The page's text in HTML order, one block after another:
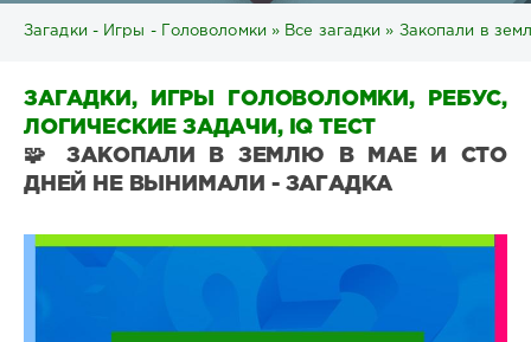
Загадки - Игры - Головоломки » Все загадки » Закопали в
ЗАГАДКИ, ИГРЫ ГОЛОВОЛОМКИ, РЕБУС,
ЛОГИЧЕСКИЕ ЗАДАЧИ, IQ ТЕСТ
🧩 ЗАКОПАЛИ В ЗЕМЛЮ В МАЕ И СТО
ДНЕЙ НЕ ВЫНИМАЛИ - ЗАГАДКА